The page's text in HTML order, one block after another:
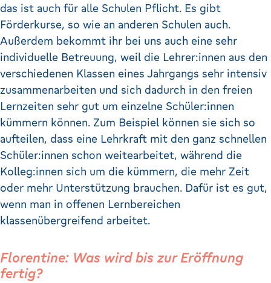
das ist auch für alle Schulen Pflicht. Es gibt
Förderkurse, so wie an anderen Schulen auch.
Außerdem bekommt ihr bei uns auch eine sehr
individuelle Betreuung, weil die Lehrer:innen aus den
verschiedenen Klassen eines Jahrgangs sehr intensiv
zusammenarbeiten und sich dadurch in den freien
Lernzeiten sehr gut um einzelne Schüler:innen
kümmern können. Zum Beispiel können sie sich so
aufteilen, dass eine Lehrkraft mit den ganz schnellen
Schüler:innen schon weitearbeitet, während die
Kolleg:innen sich um die kümmern, die mehr Zeit
oder mehr Unterstützung brauchen. Dafür ist es gut,
wenn man in offenen Lernbereichen
klassenübergreifend arbeitet.
Florentine: Was wird bis zur Eröffnung
fertig?